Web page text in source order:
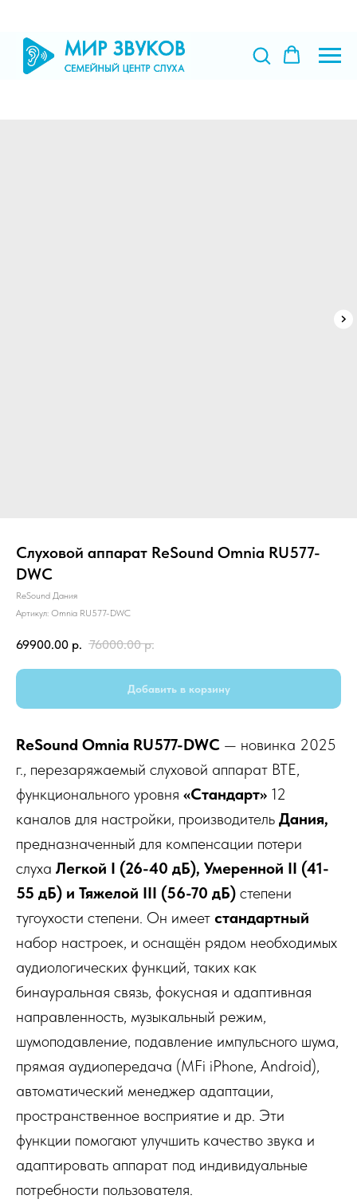
Слуховой аппарат ReSound Omnia RU577-
DWС
ReSound Дания
Артикул: Omnia RU577-DWC
69900.00 р. 76000.00 р.
Добавить в корзину
ReSound Omnia RU577-DWC — новинка 2025
г., перезаряжаемый слуховой аппарат BTE,
функционального уровня «Стандарт» 12
каналов для настройки, производитель Дания,
предназначенный для компенсации потери
слуха Легкой I (26-40 дБ), Умеренной II (41-
55 дБ) и Тяжелой III (56-70 дБ) степени
тугоухости степени. Он имеет стандартный
набор настроек, и оснащён рядом необходимых
аудиологических функций, таких как
бинауральная связь, фокусная и адаптивная
направленность, музыкальный режим,
шумоподавление, подавление импульсного шума,
прямая аудиопередача (MFi iPhone, Android),
автоматический менеджер адаптации,
пространственное восприятие и др. Эти
функции помогают улучшить качество звука и
адаптировать аппарат под индивидуальные
потребности пользователя.